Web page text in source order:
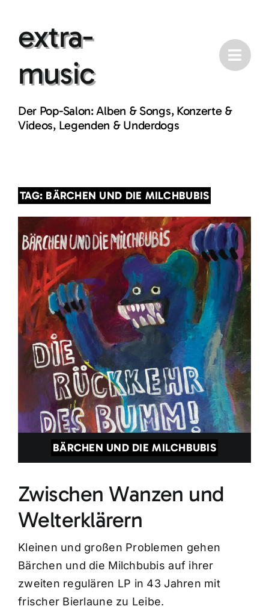
contentextra-
music
Der Pop-Salon: Alben & Songs, Konzerte &
Videos, Legenden & Underdogs
TAG: BÄRCHEN UND DIE MILCHBUBIS
BÄRCHEN UND DIE MILCHBUBIS
Zwischen Wanzen und
Welterklärern
Kleinen und großen Problemen gehen
Bärchen und die Milchbubis auf ihrer
zweiten regulären LP in 43 Jahren mit
frischer Bierlaune zu Leibe.